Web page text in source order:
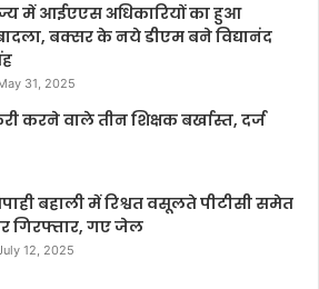
में आईएएस अधिकारियों का हुआ
बक्सर के नये डीएम बने विद्यानंद
31, 2025
करने वाले तीन शिक्षक बर्खास्त, दर्ज
बहाली में रिश्वत वसूलते पीटीसी समेत
गिरफ्तार, गए जेल
12, 2025